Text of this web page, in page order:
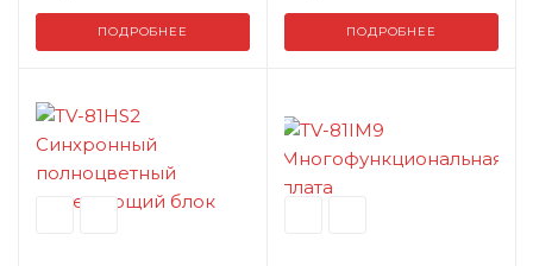
ПОДРОБНЕЕ ПОДРОБНЕЕ